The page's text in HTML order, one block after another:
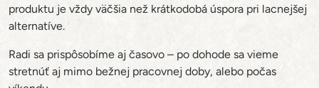
produktu je vždy väčšia než krátkodobá úspora pri lacnejšej
alternatíve.
Radi sa prispôsobíme aj časovo – po dohode sa vieme
stretnúť aj mimo bežnej pracovnej doby, alebo počas